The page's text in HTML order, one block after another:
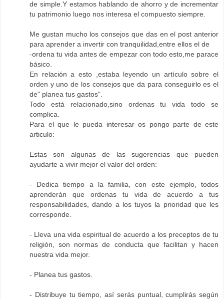
de simple.Y estamos hablando de ahorro y de incrementar
tu patrimonio luego nos interesa el compuesto siempre.
Me gustan mucho los consejos que das en el post anterior
para aprender a invertir con tranquilidad,entre ellos el de
-ordena tu vida antes de empezar con todo esto,me parace
básico.
En relación a esto ,estaba leyendo un artículo sobre el
orden y uno de los consejos que da para conseguirlo es el
de" planea tus gastos".
Todo está relacionado,sino ordenas tu vida todo se
complica.
Para el que le pueda interesar os pongo parte de este
articulo:
Estas son algunas de las sugerencias que pueden
ayudarte a vivir mejor el valor del orden:
- Dedica tiempo a la familia, con este ejemplo, todos
aprenderán que ordenas tu vida de acuerdo a tus
responsabilidades, dando a los tuyos la prioridad que les
corresponde.
- Lleva una vida espiritual de acuerdo a los preceptos de tu
religión, son normas de conducta que facilitan y hacen
nuestra vida mejor.
- Planea tus gastos.
- Distribuye tu tiempo, así serás puntual, cumplirás según